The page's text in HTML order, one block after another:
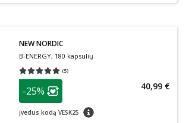
NEW NORDIC
B-ENERGY, 180 kapsulių
(5)
Vidutinis įvertinimas 5.00
patarimas
Lojalumo klubo narių nuolaida
-25%
Įvedus kodą VESK25 patarimas
40,99 €